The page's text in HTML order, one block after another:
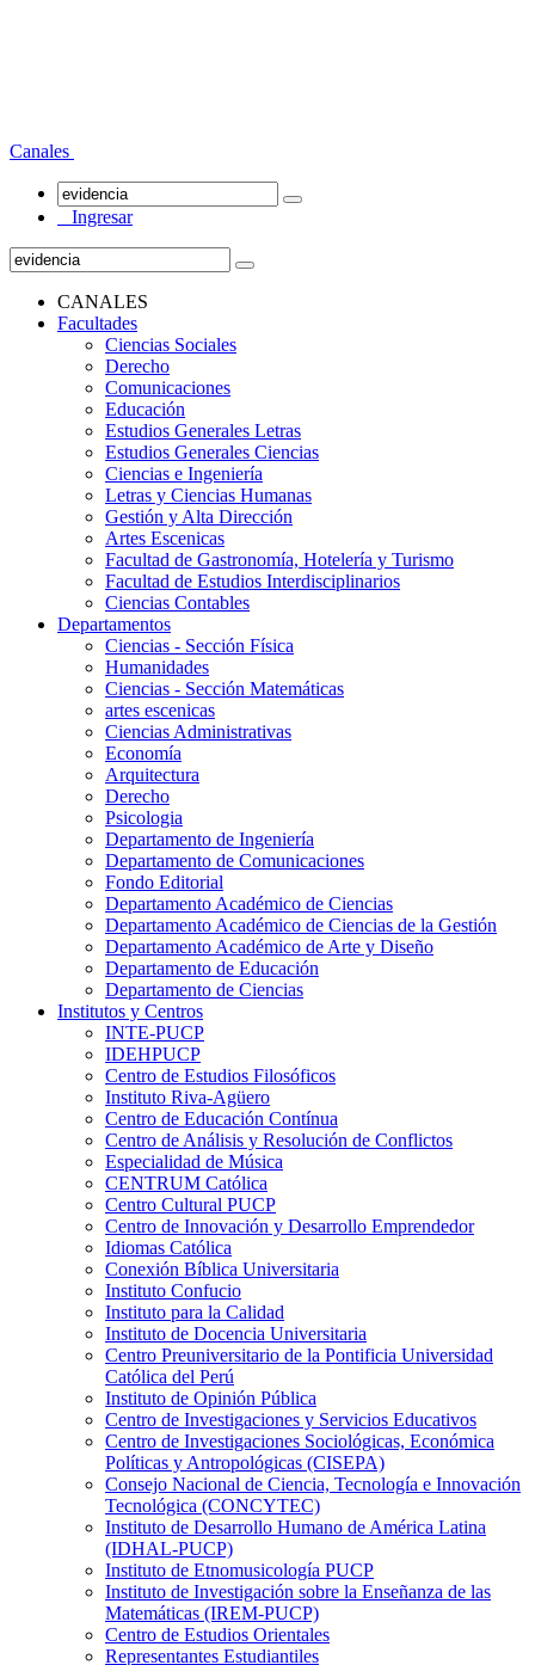
Canales
Ingresar
CANALES
Facultades
Ciencias Sociales
Derecho
Comunicaciones
Educación
Estudios Generales Letras
Estudios Generales Ciencias
Ciencias e Ingeniería
Letras y Ciencias Humanas
Gestión y Alta Dirección
Artes Escenicas
Facultad de Gastronomía, Hotelería y Turismo
Facultad de Estudios Interdisciplinarios
Ciencias Contables
Departamentos
Ciencias - Sección Física
Humanidades
Ciencias - Sección Matemáticas
artes escenicas
Ciencias Administrativas
Economía
Arquitectura
Derecho
Psicologia
Departamento de Ingeniería
Departamento de Comunicaciones
Fondo Editorial
Departamento Académico de Ciencias
Departamento Académico de Ciencias de la Gestión
Departamento Académico de Arte y Diseño
Departamento de Educación
Departamento de Ciencias
Institutos y Centros
INTE-PUCP
IDEHPUCP
Centro de Estudios Filosóficos
Instituto Riva-Agüero
Centro de Educación Contínua
Centro de Análisis y Resolución de Conflictos
Especialidad de Música
CENTRUM Católica
Centro Cultural PUCP
Centro de Innovación y Desarrollo Emprendedor
Idiomas Católica
Conexión Bíblica Universitaria
Instituto Confucio
Instituto para la Calidad
Instituto de Docencia Universitaria
Centro Preuniversitario de la Pontificia Universidad
Católica del Perú
Instituto de Opinión Pública
Centro de Investigaciones y Servicios Educativos
Centro de Investigaciones Sociológicas, Económica
Políticas y Antropológicas (CISEPA)
Consejo Nacional de Ciencia, Tecnología e Innovación
Tecnológica (CONCYTEC)
Instituto de Desarrollo Humano de América Latina
(IDHAL-PUCP)
Instituto de Etnomusicología PUCP
Instituto de Investigación sobre la Enseñanza de las
Matemáticas (IREM-PUCP)
Centro de Estudios Orientales
Representantes Estudiantiles